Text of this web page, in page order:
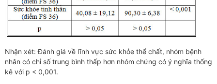
Nhận xét: Đánh giá về lĩnh vực sức khỏe thể chất, nhóm bệnh
nhân có chỉ số trung bình thấp hơn nhóm chứng có ý nghĩa thống
kê với p < 0,001.